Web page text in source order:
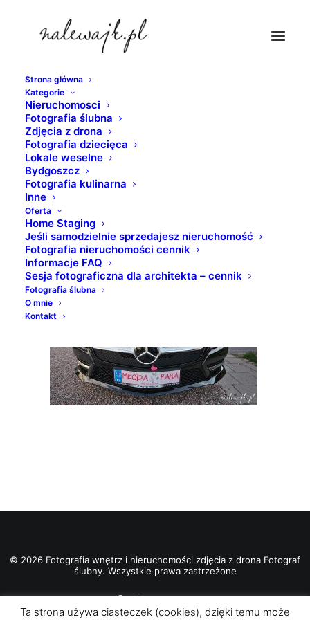
Strona główna
Kategorie
Nieruchomosci
Fotografia ślubna
Zdjęcia z drona
Fotografia dziecięca
Lokale weselne
Bydgoszcz
Fotografia kulinarna
Inne
Oferta
Home Staging
Jeśli samodzielnie sprzedajesz nieruchomość
Fotografia nieruchomości cennik
Informacje FAQ
Sesja fotograficzna dla architekta – cennik
Fotografia ślubna
O mnie
Kontakt
mercedes-do-slubu-bydgoszcz
Strona Główna
Limuzyny ślubne | Samochody do ślubu | Auta zabytkowe
| Pojazdy retro, współczesne i sportowe
© 2026 Fotografia wnętrz i nieruchomości zdjęcia z drona Fotograf
ślubny. Wszystkie prawa zastrzeżone
Ta strona używa ciasteczek (cookies), dzięki temu może